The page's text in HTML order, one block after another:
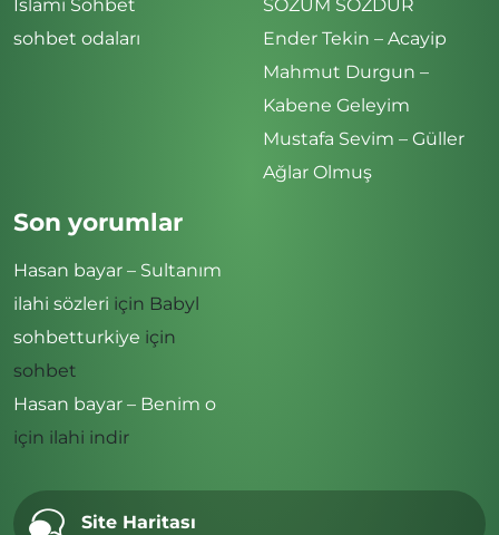
İslami Sohbet
sohbet odaları
SÖZÜM SÖZDÜR
Ender Tekin – Acayip
Mahmut Durgun –
Kabene Geleyim
Mustafa Sevim – Güller
Ağlar Olmuş
Son yorumlar
Hasan bayar – Sultanım
ilahi sözleri için Babyl
sohbetturkiye için
sohbet
Hasan bayar – Benim o
için ilahi indir
Site Haritası